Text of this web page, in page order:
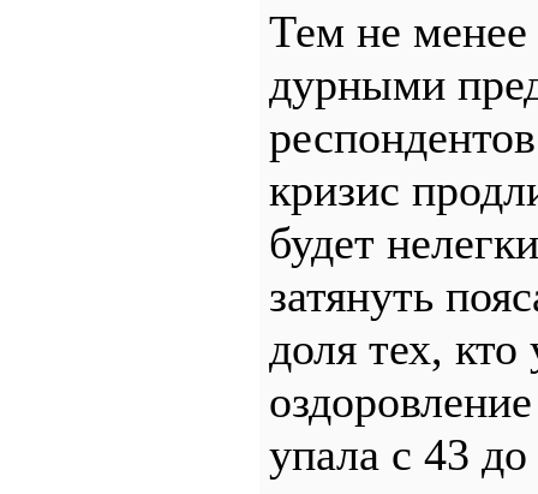
Тем не менее
дурными
кризис
будет
затянуть
доля тех, кто
упала с 43